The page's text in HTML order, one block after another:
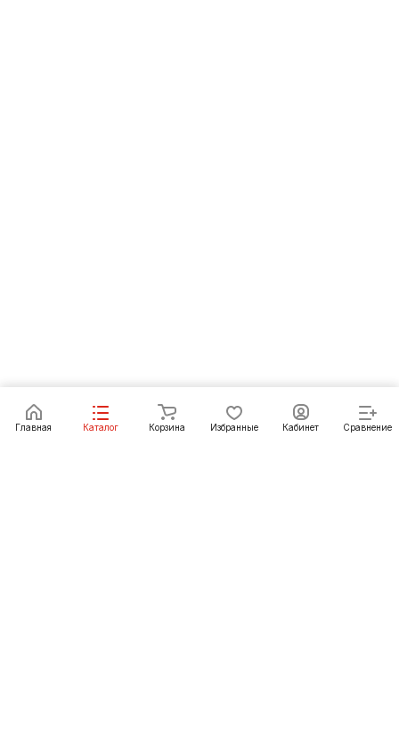
Под заказ
Главная Каталог Корзина Избранные Кабинет Сравнение